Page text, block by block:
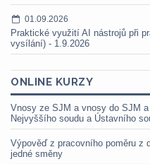
01.09.2026
Praktické využití AI nástrojů při
vysílání) - 1.9.2026
ONLINE KURZY
Vnosy ze SJM a vnosy do SJM
Nejvyššího soudu a Ústavního
Výpověď z pracovního poměru z
jedné směny